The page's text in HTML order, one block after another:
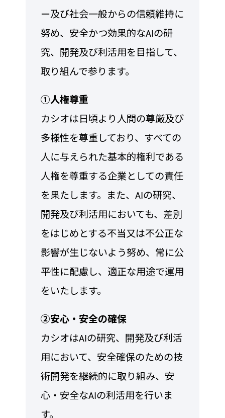
ー及び社会一般からの信頼維持に
努め、安全かつ効果的なAIの研
究、開発及び利活用を目指して、
取り組んで参ります。
①人権尊重
カシオは日頃より人間の尊厳及び
多様性を尊重しており、すべての
人に与えられた基本的権利である
人権を尊重する企業としての責任
を果たします。また、AIの研究、
開発及び利活用においても、差別
をはじめとする不当又は不公正な
影響が生じないよう努め、常に公
平性に配慮し、適正な用途で運用
をいたします。
②安心・安全の確保
カシオはAIの研究、開発及び利活
用において、安全確保のための技
術開発を継続的に取り組み、安
心・安全なAIの利活用を行いま
す。